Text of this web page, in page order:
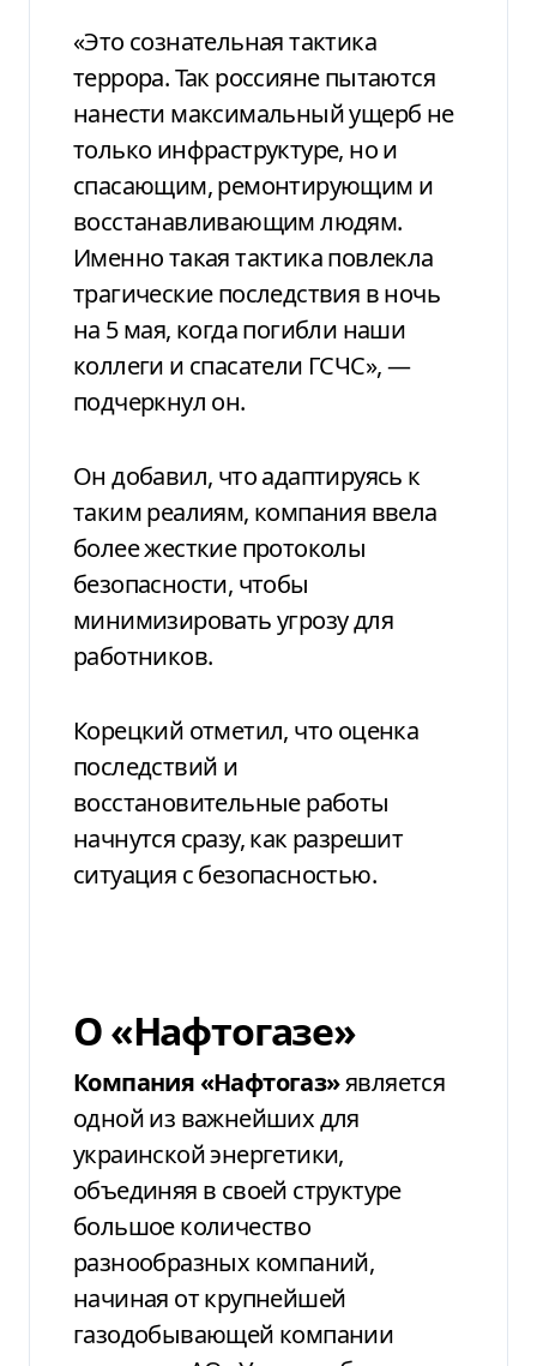
«Это сознательная тактика
террора. Так россияне пытаются
нанести максимальный ущерб не
только инфраструктуре, но и
спасающим, ремонтирующим и
восстанавливающим людям.
Именно такая тактика повлекла
трагические последствия в ночь
на 5 мая, когда погибли наши
коллеги и спасатели ГСЧС», —
подчеркнул он.
Он добавил, что адаптируясь к
таким реалиям, компания ввела
более жесткие протоколы
безопасности, чтобы
минимизировать угрозу для
работников.
Корецкий отметил, что оценка
последствий и
восстановительные работы
начнутся сразу, как разрешит
ситуация с безопасностью.
О «Нафтогазе»
Компания «Нафтогаз»является
одной из важнейших для
украинской энергетики,
объединяя в своей структуре
большое количество
разнообразных компаний,
начиная от крупнейшей
газодобывающей компании